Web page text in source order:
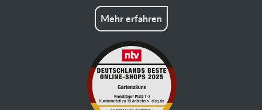
Mehr erfahren